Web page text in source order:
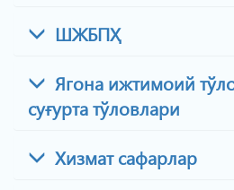
ШЖБПҲ
Ягона ижтимоий
суғурта тўловлари
Хизмат сафарлар